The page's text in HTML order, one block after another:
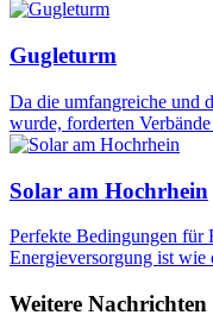
Gugleturm
Da die umfangreiche und
wurde, forderten
Solar am Hochrhein
Perfekte Bedingungen für
Energieversorgung ist
Weitere Nachrichten